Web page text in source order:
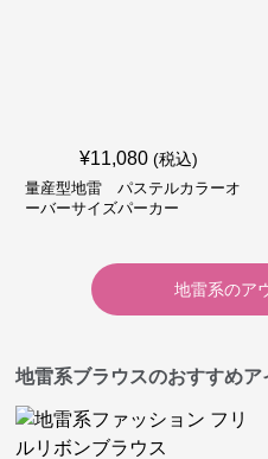
¥11,080 (税込)
量産型地雷 パステルカラーオ
ーバーサイズパーカー
地雷系のア
地雷系ブラウスのおすすめア